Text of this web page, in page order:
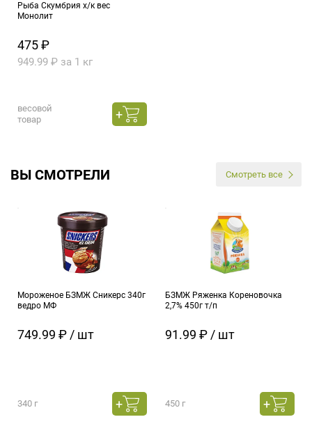
Рыба Скумбрия х/к вес
Монолит
475 ₽
949.99 ₽ за 1 кг
весовой
товар
ВЫ СМОТРЕЛИ Смотреть все
Мороженое БЗМЖ Сникерс 340г
ведро МФ
749.99 ₽ / шт
340 г
БЗМЖ Ряженка Кореновочка
2,7% 450г т/п
91.99 ₽ / шт
450 г